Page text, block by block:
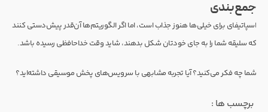
جمع‌بندی
اسپاتیفای برای خیلی‌ها هنوز جذاب است، اما اگر الگوریتم‌ها آن‌قدر پیش‌دستی کنند
که سلیقه شما را به جای خودتان شکل بدهند، شاید وقت خداحافظی رسیده باشد.
شما چه فکر می‌کنید؟ آیا تجربه مشابهی با سرویس‌های پخش موسیقی داشته‌اید؟
برچسب ها :